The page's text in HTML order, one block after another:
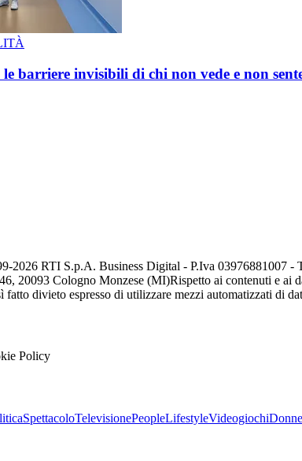
barriere invisibili di chi non vede e non
2026 RTI S.p.A. Business Digital - P.Iva 03976881007 -
20093 Cologno Monzese (MI)Rispetto ai contenuti e ai
fatto divieto espresso di utilizzare mezzi automatizzati di
Policy
SpettacoloTelevisionePeopleLifestyleVideogiochiDonne